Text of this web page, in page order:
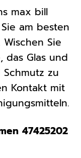
max bill
am besten
Sie
das Glas und
zu
Kontakt mit
47425202